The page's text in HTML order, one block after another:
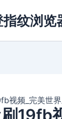
纹浏览
视频_完美世